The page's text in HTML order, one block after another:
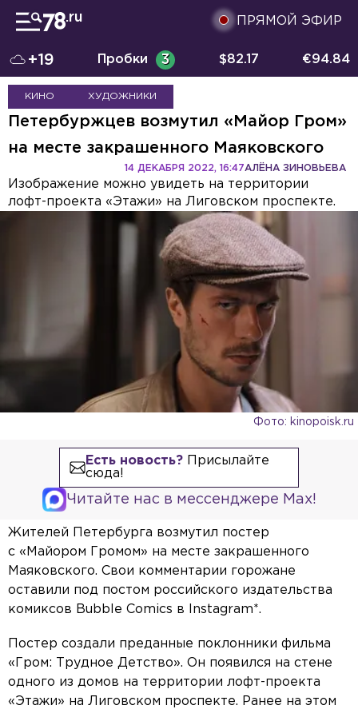
ПРЯМОЙ ЭФИР
+19 Пробки 3 $82.17 €94.84
КИНО ХУДОЖНИКИ
Петербуржцев возмутил «Майор Гром»
на месте закрашенного Маяковского
АЛЁНА ЗИНОВЬЕВА
14 ДЕКАБРЯ 2022, 16:47
Изображение можно увидеть на территории
лофт-проекта «Этажи» на Лиговском проспекте.
Фото: kinopoisk.ru
Есть новость?Присылайте
сюда!
Читайте нас в мессенджере Max!
Жителей Петербурга возмутил постер
с «Майором Громом» на месте закрашенного
Маяковского. Свои комментарии горожане
оставили под постом российского издательства
комиксов Bubble Comics в Instagram*.
Постер создали преданные поклонники фильма
«Гром: Трудное Детство». Он появился на стене
одного из домов на территории лофт-проекта
«Этажи» на Лиговском проспекте. Ранее на этом